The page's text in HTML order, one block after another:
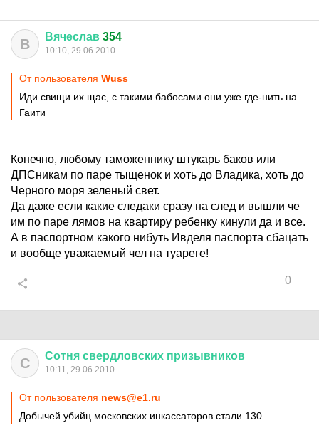
В Вячеслав 354
10:10, 29.06.2010
От пользователя Wuss
Иди свищи их щас, с такими бабосами они уже где-нить на
Гаити
Конечно, любому таможеннику штукарь баков или
ДПСникам по паре тыщенок и хоть до Владика, хоть до
Черного моря зеленый свет.
Да даже если какие следаки сразу на след и вышли че
им по паре лямов на квартиру ребенку кинули да и все.
А в паспортном какого нибуть Ивделя паспорта сбацать
и вообще уважаемый чел на туареге!
0
С Сотня свердловских призывников
10:11, 29.06.2010
От пользователя news@e1.ru
Добычей убийц московских инкассаторов стали 130